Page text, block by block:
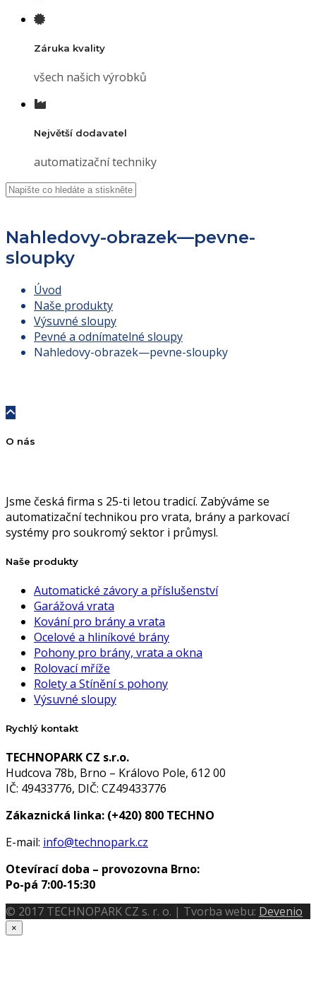
Záruka kvality
všech našich výrobků
Největší dodavatel
automatizační techniky
Nahledovy-obrazek—pevne-
sloupky
Úvod
Naše produkty
Výsuvné sloupy
Pevné a odnímatelné sloupy
Nahledovy-obrazek—pevne-sloupky
O nás
Jsme česká firma s 25-ti letou tradicí. Zabýváme se
automatizační technikou pro vrata, brány a parkovací
systémy pro soukromý sektor i průmysl.
Naše produkty
Automatické závory a příslušenství
Garážová vrata
Kování pro brány a vrata
Ocelové a hliníkové brány
Pohony pro brány, vrata a okna
Rolovací mříže
Rolety a Stínění s pohony
Výsuvné sloupy
Rychlý kontakt
TECHNOPARK CZ s.r.o.
Hudcova 78b, Brno – Královo Pole, 612 00
IČ: 49433776, DIČ: CZ49433776
Zákaznická linka: (+420) 800 TECHNO
E-mail: info@technopark.cz
Otevírací doba – provozovna Brno:
Po-pá 7:00-15:30
© 2017 TECHNOPARK CZ s. r. o. | Tvorba webu: Devenio
×